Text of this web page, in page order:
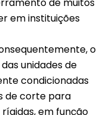
em instituições
o
unidades de
condicionadas
de corte para
em função